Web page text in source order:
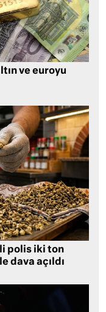
ve euroyu
polis iki ton
dava açıldı